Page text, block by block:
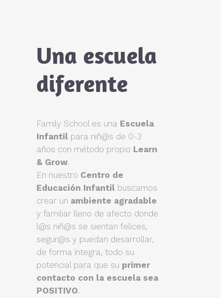
Una escuela
diferente
Family School es una Escuela
Infantil para niñ@s de 0-3
años con método propio Learn
& Grow.
En nuestro Centro de
Educación Infantil buscamos
crear un ambiente agradable
y familiar lleno de afecto donde
l@s niñ@s se sientan felices,
segur@s y puedan desarrollar,
de forma íntegra, todo su
potencial para que su primer
contacto con la escuela sea
POSITIVO.